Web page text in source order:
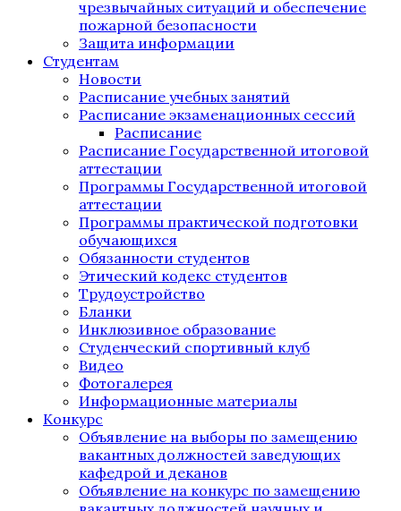
чрезвычайных ситуаций и обеспечение
пожарной безопасности
Защита информации
Студентам
Новости
Расписание учебных занятий
Расписание экзаменационных сессий
Расписание
Расписание Государственной итоговой
аттестации
Программы Государственной итоговой
аттестации
Программы практической подготовки
обучающихся
Обязанности студентов
Этический кодекс студентов
Трудоустройство
Бланки
Инклюзивное образование
Студенческий спортивный клуб
Видео
Фотогалерея
Информационные материалы
Конкурс
Объявление на выборы по замещению
вакантных должностей заведующих
кафедрой и деканов
Объявление на конкурс по замещению